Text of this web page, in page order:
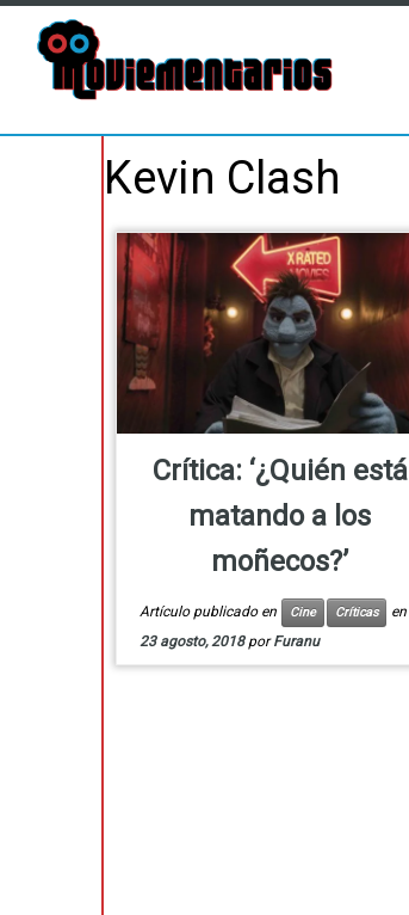
Kevin Clash
Crítica: ‘¿Quién está
matando a los
moñecos?’
Artículo publicado en Cine Críticas
en
23 agosto, 2018 porFuranu